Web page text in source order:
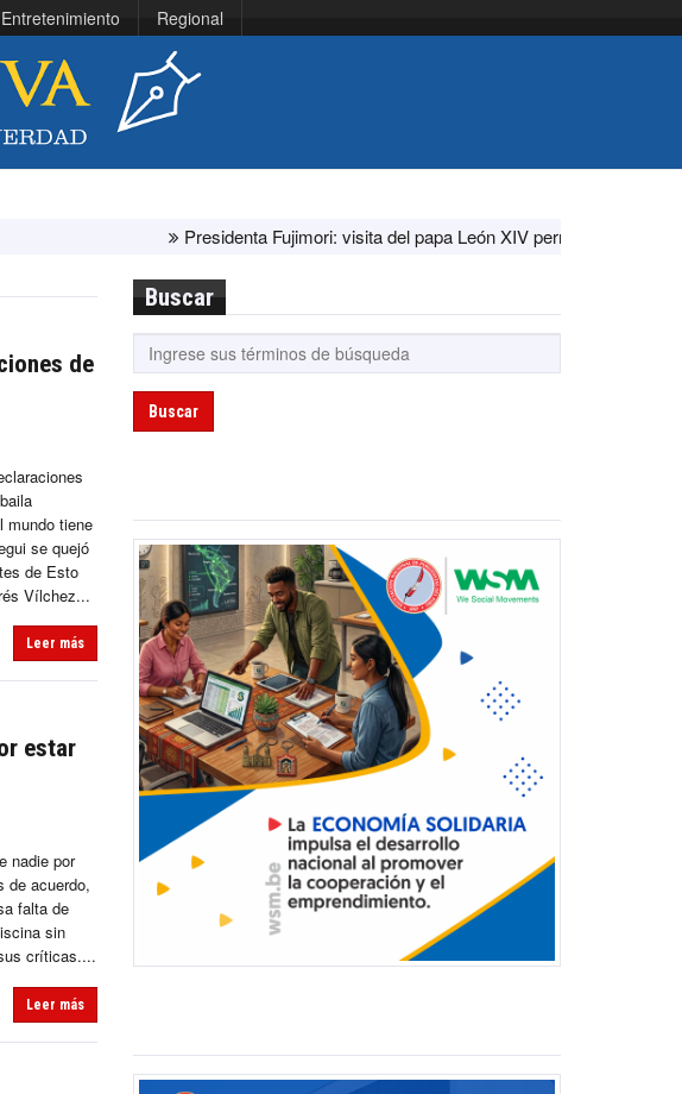
Entretenimiento Regional
Presidenta Fujimori: visita del papa León XIV permitirá la unidad de todos
de
mundo tiene
se quejó
de Esto
Vílchez...
Leer más
estar
nadie por
de acuerdo,
falta de
sin
críticas....
Leer más
Buscar
Buscar